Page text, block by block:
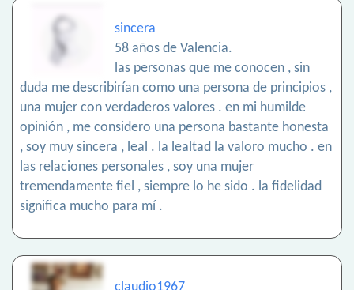
sincera
58 años de Valencia.
las personas que me conocen , sin
duda me describirían como una persona de principios ,
una mujer con verdaderos valores . en mi humilde
opinión , me considero una persona bastante honesta
, soy muy sincera , leal . la lealtad la valoro mucho . en
las relaciones personales , soy una mujer
tremendamente fiel , siempre lo he sido . la fidelidad
significa mucho para mí .